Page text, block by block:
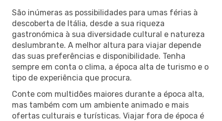
São inúmeras as possibilidades para umas férias à
descoberta de Itália, desde a sua riqueza
gastronómica à sua diversidade cultural e natureza
deslumbrante. A melhor altura para viajar depende
das suas preferências e disponibilidade. Tenha
sempre em conta o clima, a época alta de turismo e o
tipo de experiência que procura.
Conte com multidões maiores durante a época alta,
mas também com um ambiente animado e mais
ofertas culturais e turísticas. Viajar fora de época é